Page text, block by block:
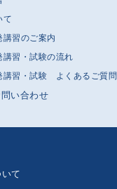
て
講習のご案内
講習・試験の流れ
講習・試験 よくあるご質問
い合わせ
て